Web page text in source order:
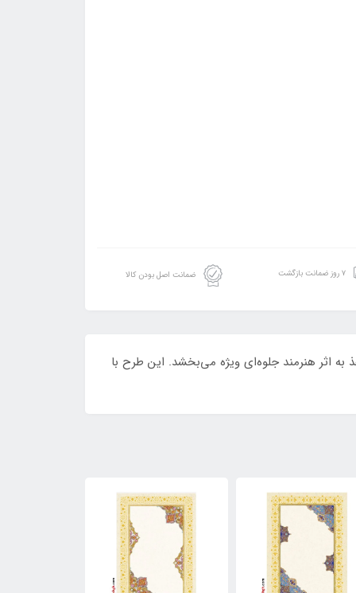
۷ روز ضمانت بازگشت ضمانت اصل بودن کالا
به اثر هنرمند جلوه‌ای ویژه می‌بخشد. این طرح با